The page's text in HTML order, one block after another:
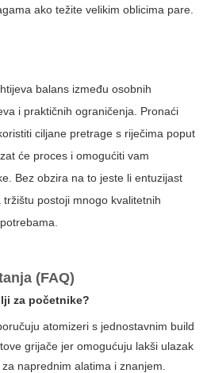
ako težite velikim oblicima pare.
balans između osobnih
i praktičnih ograničenja. Pronaći
ciljane pretrage s riječima poput
će proces i omogućiti vam
Bez obzira na to jeste li entuzijast
postoji mnogo kvalitetnih
(FAQ)
za početnike?
atomizeri s jednostavnim build
grijače jer omogućuju lakši ulazak
naprednim alatima i znanjem.